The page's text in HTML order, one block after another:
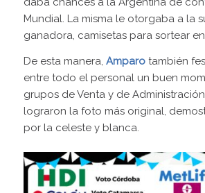
Mundial. La misma le otorgaba a la
ganadora, camisetas para sortear
De esta manera, Amparotambién
entre todo el personal un buen
grupos de Venta y de
lograron la foto más original,
por la celeste y blanca.